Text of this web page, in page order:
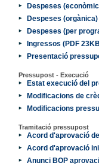
Despeses
Despeses (orgànica)
Despeses (per
Ingressos (PDF
Presentació
Pressupost - Execució
Estat execució del
Modificacions de
Modificacions
Tramitació pressupost
Acord d'aprovació
Acord d'aprovació
Anunci BOP